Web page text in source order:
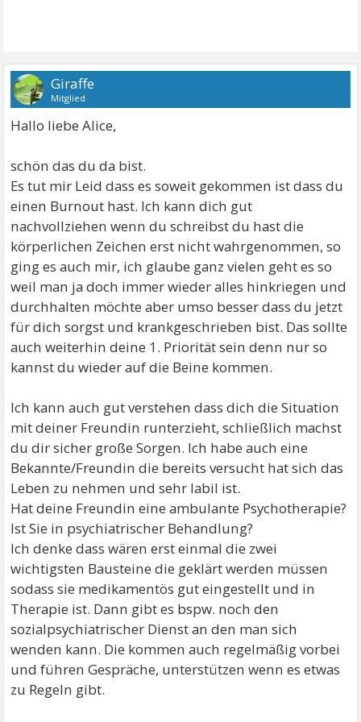
Giraffe
Mitglied
Hallo liebe Alice,
schön das du da bist.
Es tut mir Leid dass es soweit gekommen ist dass du
einen Burnout hast. Ich kann dich gut
nachvollziehen wenn du schreibst du hast die
körperlichen Zeichen erst nicht wahrgenommen, so
ging es auch mir, ich glaube ganz vielen geht es so
weil man ja doch immer wieder alles hinkriegen und
durchhalten möchte aber umso besser dass du jetzt
für dich sorgst und krankgeschrieben bist. Das sollte
auch weiterhin deine 1. Priorität sein denn nur so
kannst du wieder auf die Beine kommen.
Ich kann auch gut verstehen dass dich die Situation
mit deiner Freundin runterzieht, schließlich machst
du dir sicher große Sorgen. Ich habe auch eine
Bekannte/Freundin die bereits versucht hat sich das
Leben zu nehmen und sehr labil ist.
Hat deine Freundin eine ambulante Psychotherapie?
Ist Sie in psychiatrischer Behandlung?
Ich denke dass wären erst einmal die zwei
wichtigsten Bausteine die geklärt werden müssen
sodass sie medikamentös gut eingestellt und in
Therapie ist. Dann gibt es bspw. noch den
sozialpsychiatrischer Dienst an den man sich
wenden kann. Die kommen auch regelmäßig vorbei
und führen Gespräche, unterstützen wenn es etwas
zu Regeln gibt.